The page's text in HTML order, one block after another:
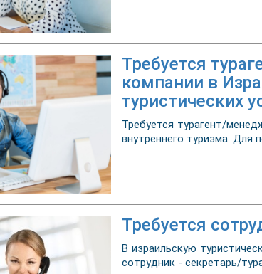
Требуется
компании в
туристических
Требуется турагент/
внутреннего туризма. Для
Требуется
В израильскую
сотрудник - секретарь/